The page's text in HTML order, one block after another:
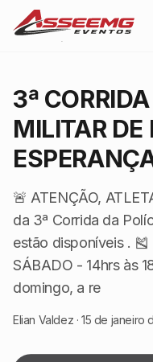
3ª
MILITAR DE
🚨 ATENÇÃO,
da 3ª Corrida da
estão disponíveis .
SÁBADO - 14hrs às
domingo, a re
Elian Valdez ·15 de janeiro